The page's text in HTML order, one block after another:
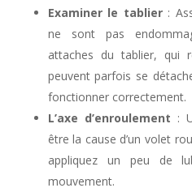
Examiner le tablier:
ne sont pas
attaches du tablier, qui
peuvent parfois se
fonctionner correctement.
L’axe d’enroulement :
être la cause d’un volet
appliquez un peu de
mouvement.